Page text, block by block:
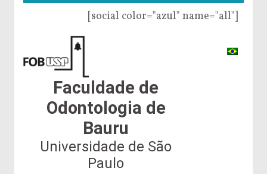
[social color="azul" name="all"]
Faculdade de
Odontologia de
Bauru
Universidade de São
Paulo